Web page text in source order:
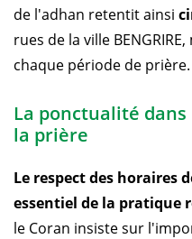
de l'adhan retentit ainsi
rues de la ville
chaque période de prière.
La ponctualité
la prière
Le respect des horaires
essentiel de la pratique
le Coran insiste sur